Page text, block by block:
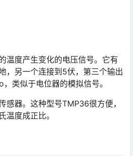
温度产生变化的电压信号。它有
，另一个连接到5伏，第三个输出
类似于电位器的模拟信号。
感器。这种型号TMP36很方便，
温度成正比。